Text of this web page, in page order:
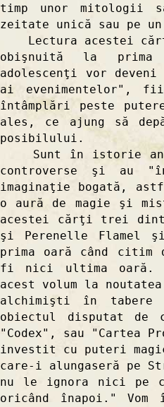
timp unor mitologii
zeitate unică sau pe
Lectura acestei
obişnuită la
adolescenţi vor
ai evenimentelor",
întâmplări peste
ales, ce ajung să
posibilului.
Sunt în istorie
controverse şi au
imaginaţie bogată,
o aură de magie şi
acestei cărţi trei
şi Perenelle Flamel
prima oară când
fi nici ultima oară.
acest volum la
alchimişti în tabere
obiectul disputat de
"Codex", sau "Cartea
investit cu puteri
care-i alungaseră pe
nu le ignora nici pe
oricând înapoi."